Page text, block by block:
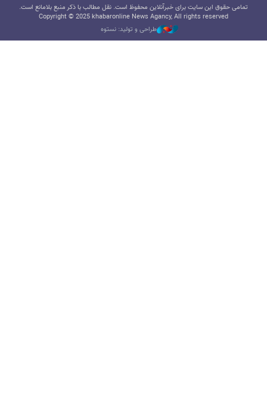
تمامی حقوق این سایت برای خبرآنلاین محفوظ است. نقل مطالب با ذکر منبع بلامانع است.
Copyright © 2025 khabaronline News Agancy, All rights reserved
طراحی و تولید: نستوه